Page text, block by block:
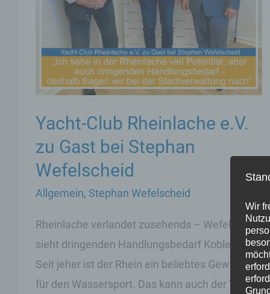
Yacht-Club Rheinlache e.V.
zu Gast bei Stephan
Wefelscheid
Allgemein, Stephan Wefelscheid
Rheinlache verlandet zusehends – Wefelscheid
sieht dringenden Handlungsbedarf Koblenz.
Seit jeher ist der Rhein ein beliebtes Gewässer
für den Wassersport. Das kann auch der Yacht-
Wir